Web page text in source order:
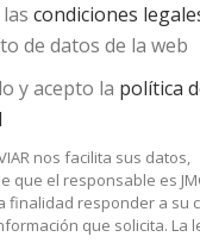
condiciones
de datos de la web
y acepto la política
nos facilita sus datos,
que el responsable es
finalidad responder a su
que solicita. La